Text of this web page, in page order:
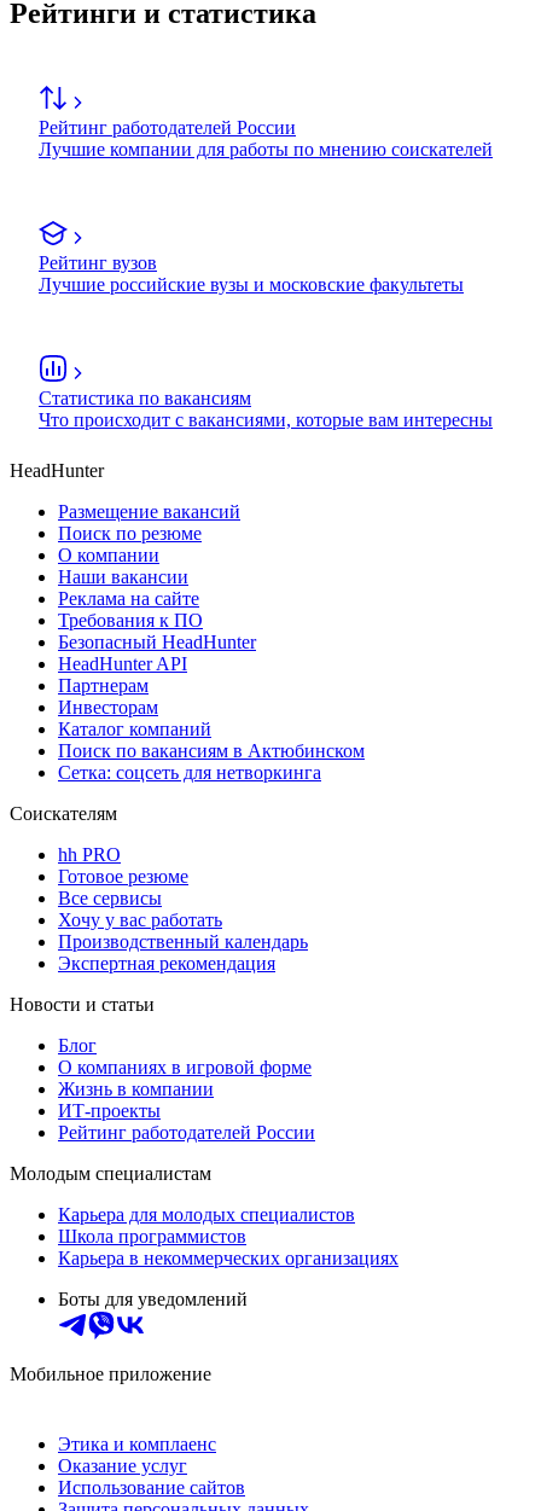
Рейтинги и статистика
Рейтинг работодателей России
Лучшие компании для работы по мнению соискателей
Рейтинг вузов
Лучшие российские вузы и московские факультеты
Статистика по вакансиям
Что происходит с вакансиями, которые вам интересны
HeadHunter
Размещение вакансий
Поиск по резюме
О компании
Наши вакансии
Реклама на сайте
Требования к ПО
Безопасный HeadHunter
HeadHunter API
Партнерам
Инвесторам
Каталог компаний
Поиск по вакансиям в Актюбинском
Сетка: соцсеть для нетворкинга
Соискателям
hh PRO
Готовое резюме
Все сервисы
Хочу у вас работать
Производственный календарь
Экспертная рекомендация
Новости и статьи
Блог
О компаниях в игровой форме
Жизнь в компании
ИТ-проекты
Рейтинг работодателей России
Молодым специалистам
Карьера для молодых специалистов
Школа программистов
Карьера в некоммерческих организациях
Боты для уведомлений
Мобильное приложение
Этика и комплаенс
Оказание услуг
Использование сайтов